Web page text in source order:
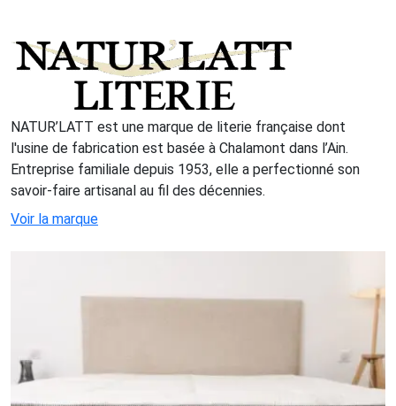
NATUR’LATT est une marque de literie française dont
l'usine de fabrication est basée à Chalamont dans l’Ain.
Entreprise familiale depuis 1953, elle a perfectionné son
savoir-faire artisanal au fil des décennies.
Voir la marque